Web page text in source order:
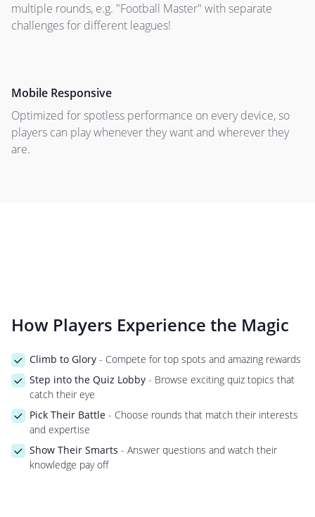
multiple rounds, e.g. "Football Master" with separate
challenges for different leagues!
Mobile Responsive
Optimized for spotless performance on every device, so
players can play whenever they want and wherever they
are.
How Players Experience the Magic
Climb to Glory- Compete for top spots and amazing rewards
Step into the Quiz Lobby- Browse exciting quiz topics that
catch their eye
Pick Their Battle- Choose rounds that match their interests
and expertise
Show Their Smarts - Answer questions and watch their
knowledge pay off